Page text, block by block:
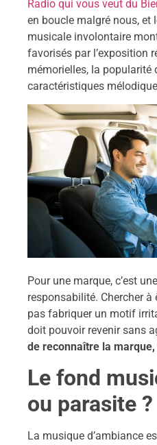
Radio qui vous veut du
en boucle malgré nous, et
musicale involontaire
favorisés par l’exposition
mémorielles, la popularité
caractéristiques
Pour une marque, c’est
responsabilité. Chercher
pas fabriquer un motif
doit pouvoir revenir sans
de reconnaître la
Le fond
ou parasite ?
La musique d’ambiance